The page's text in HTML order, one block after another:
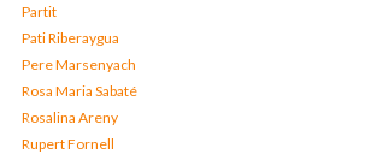
Partit
Pati Riberaygua
Pere Marsenyach
Rosa Maria Sabaté
Rosalina Areny
Rupert Fornell